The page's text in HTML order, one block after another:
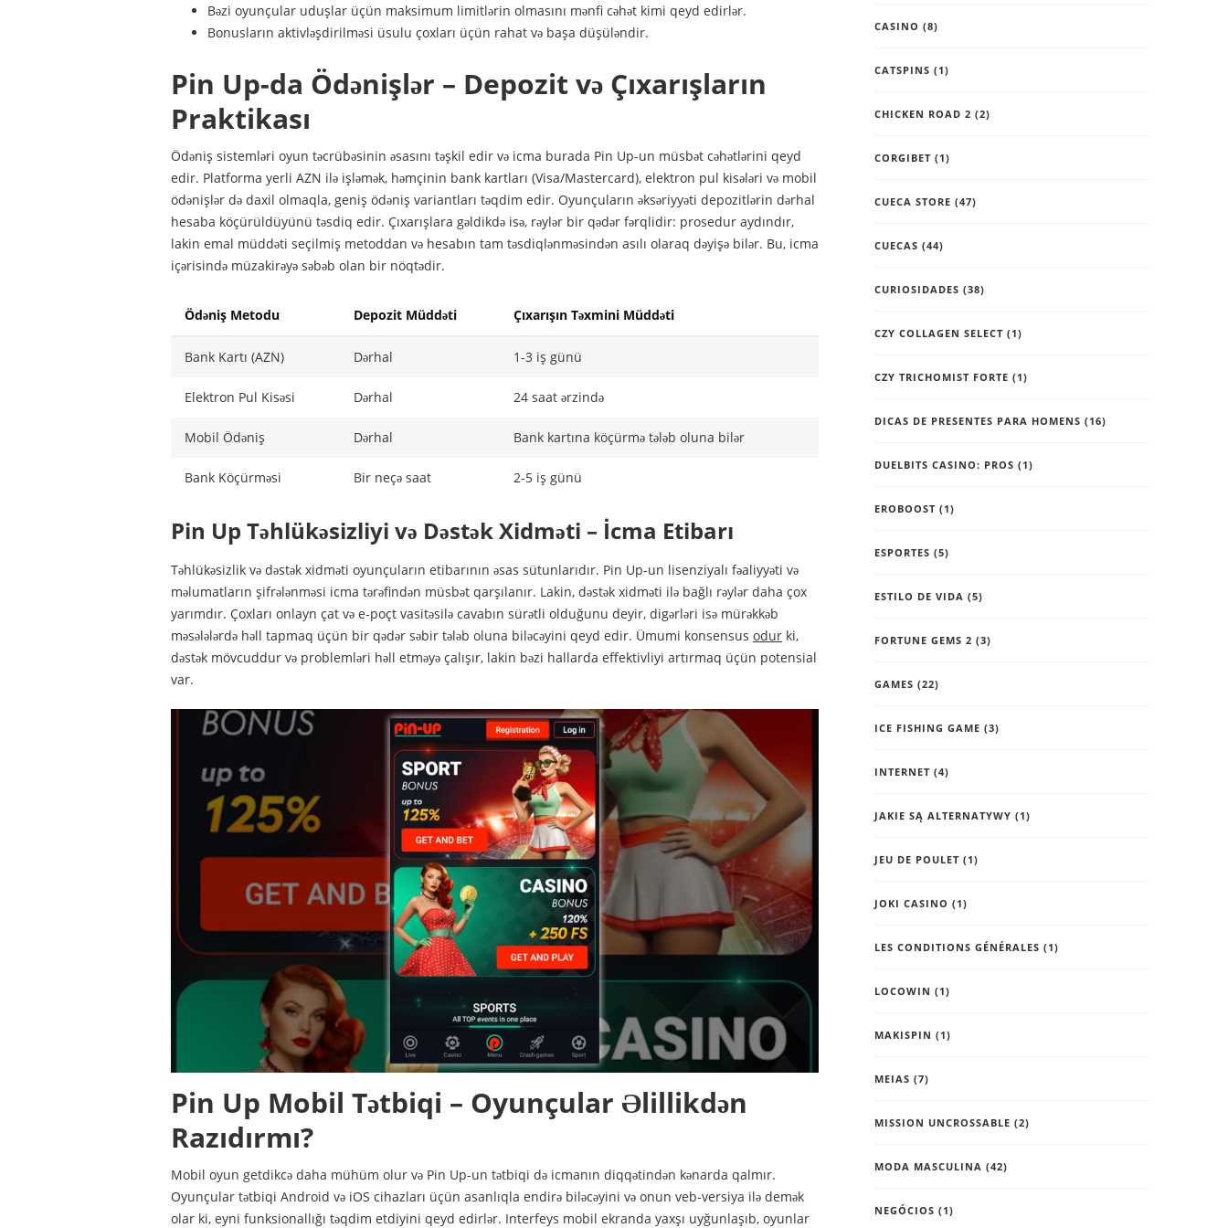
Bəzi oyunçular uduşlar üçün maksimum limitlərin olmasını mənfi cəhət kimi qeyd edirlər.
Bonusların aktivləşdirilməsi üsulu çoxları üçün rahat və başa düşüləndir.
Pin Up-da Ödənişlər – Depozit və Çıxarışların
Praktikası
Ödəniş sistemləri oyun təcrübəsinin əsasını təşkil edir və icma burada Pin Up-un müsbət cəhətlərini qeyd
edir. Platforma yerli AZN ilə işləmək, həmçinin bank kartları (Visa/Mastercard), elektron pul kisələri və mobil
ödənişlər də daxil olmaqla, geniş ödəniş variantları təqdim edir. Oyunçuların əksəriyyəti depozitlərin dərhal
hesaba köçürüldüyünü təsdiq edir. Çıxarışlara gəldikdə isə, rəylər bir qədər fərqlidir: prosedur aydındır,
lakin emal müddəti seçilmiş metoddan və hesabın tam təsdiqlənməsindən asılı olaraq dəyişə bilər. Bu, icma
içərisində müzakirəyə səbəb olan bir nöqtədir.
Ödəniş Metodu Depozit Müddəti Çıxarışın Təxmini Müddəti
Bank Kartı (AZN) Dərhal 1-3 iş günü
Elektron Pul Kisəsi Dərhal 24 saat ərzində
Mobil Ödəniş Dərhal Bank kartına köçürmə tələb oluna bilər
Bank Köçürməsi Bir neçə saat 2-5 iş günü
Pin Up Təhlükəsizliyi və Dəstək Xidməti – İcma Etibarı
Təhlükəsizlik və dəstək xidməti oyunçuların etibarının əsas sütunlarıdır. Pin Up-un lisenziyalı fəaliyyəti və
məlumatların şifrələnməsi icma tərəfindən müsbət qarşılanır. Lakin, dəstək xidməti ilə bağlı rəylər daha çox
yarımdır. Çoxları onlayn çat və e-poçt vasitəsilə cavabın sürətli olduğunu deyir, digərləri isə mürəkkəb
məsələlərdə həll tapmaq üçün bir qədər səbir tələb oluna biləcəyini qeyd edir. Ümumi konsensus odur ki,
dəstək mövcuddur və problemləri həll etməyə çalışır, lakin bəzi hallarda effektivliyi artırmaq üçün potensial
var.
Pin Up Mobil Tətbiqi – Oyunçular Əlillikdən
Razıdırmı?
Mobil oyun getdikcə daha mühüm olur və Pin Up-un tətbiqi də icmanın diqqətindən kənarda qalmır.
Oyunçular tətbiqi Android və iOS cihazları üçün asanlıqla endirə biləcəyini və onun veb-versiya ilə demək
olar ki, eyni funksionallığı təqdim etdiyini qeyd edirlər. Interfeys mobil ekranda yaxşı uyğunlaşıb, oyunlar
CASINO (8)
CATSPINS (1)
CHICKEN ROAD 2 (2)
CORGIBET (1)
CUECA STORE (47)
CUECAS (44)
CURIOSIDADES (38)
CZY COLLAGEN SELECT (1)
CZY TRICHOMIST FORTE (1)
DICAS DE PRESENTES PARA HOMENS (16)
DUELBITS CASINO: PROS (1)
EROBOOST (1)
ESPORTES (5)
ESTILO DE VIDA (5)
FORTUNE GEMS 2 (3)
GAMES (22)
ICE FISHING GAME (3)
INTERNET (4)
JAKIE SĄ ALTERNATYWY (1)
JEU DE POULET (1)
JOKI CASINO (1)
LES CONDITIONS GÉNÉRALES (1)
LOCOWIN (1)
MAKISPIN (1)
MEIAS (7)
MISSION UNCROSSABLE (2)
MODA MASCULINA (42)
NEGÓCIOS (1)